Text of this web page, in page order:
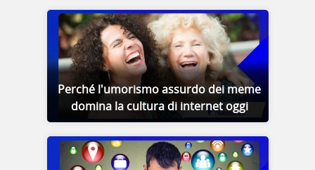
Perché l'umorismo assurdo dei meme
domina la cultura di internet oggi